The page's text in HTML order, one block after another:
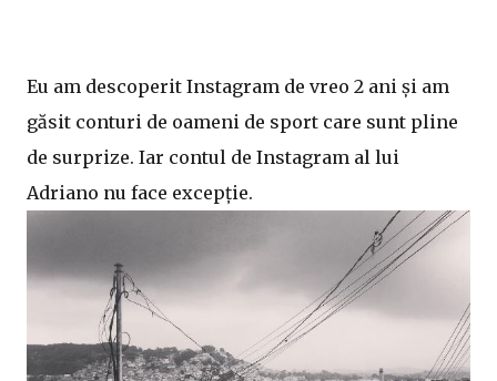
Eu am descoperit Instagram de vreo 2 ani și am
găsit conturi de oameni de sport care sunt pline
de surprize. Iar contul de Instagram al lui
Adriano nu face excepție.